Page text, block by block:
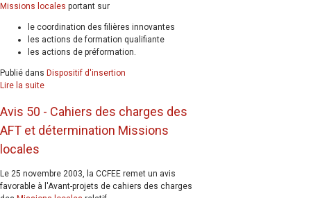
Missions locales portant sur
le coordination des filières innovantes
les actions de formation qualifiante
les actions de préformation.
Publié dans Dispositif d'insertion
Lire la suite
Avis 50 - Cahiers des charges des
AFT et détermination Missions
locales
Le 25 novembre 2003, la CCFEE remet un avis
favorable à l'Avant-projets de cahiers des charges